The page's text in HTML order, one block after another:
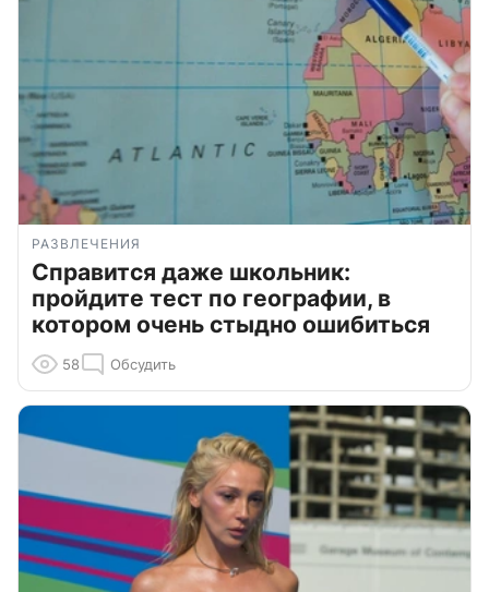
РАЗВЛЕЧЕНИЯ
Справится даже школьник:
пройдите тест по географии, в
котором очень стыдно ошибиться
58 Обсудить